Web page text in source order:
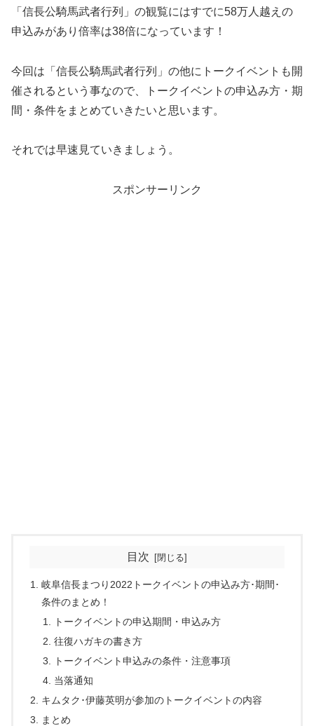
「信長公騎馬武者行列」の観覧にはすでに58万人越えの
申込みがあり倍率は38倍になっています！
今回は「信長公騎馬武者行列」の他にトークイベントも開
催されるという事なので、トークイベントの申込み方・期
間・条件をまとめていきたいと思います。
それでは早速見ていきましょう。
スポンサーリンク
目次
岐阜信長まつり2022トークイベントの申込み方･期間･
条件のまとめ！
トークイベントの申込期間・申込み方
往復ハガキの書き方
トークイベント申込みの条件・注意事項
当落通知
キムタク･伊藤英明が参加のトークイベントの内容
まとめ